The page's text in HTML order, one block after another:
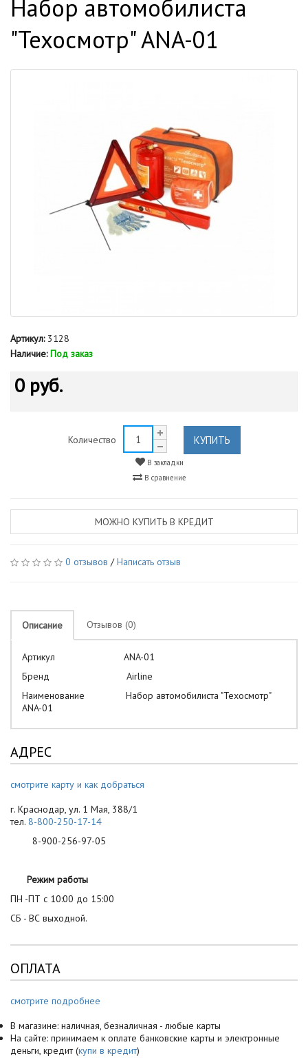
Набор автомобилиста
"Техосмотр" ANA-01
Артикул:3128
Наличие: Под заказ
0 руб.
Количество КУПИТЬ
В закладки
В сравнение
МОЖНО КУПИТЬ В КРЕДИТ
0 отзывов /Написать отзыв
Описание Отзывов (0)
Артикул ANA-01
Бренд Airline
Наименование Набор автомобилиста "Техосмотр"
ANA-01
АДРЕС
смотрите карту и как добраться
г. Краснодар, ул. 1 Мая, 388/1
тел. 8-800-250-17-14
8-900-256-97-05
Режим работы
ПН -ПТ с 10:00 до 15:00
СБ - ВС выходной.
ОПЛАТА
смотрите подробнее
В магазине: наличная, безналичная - любые карты
На сайте: принимаем к оплате банковские карты и электронные
деньги, кредит (купи в кредит)